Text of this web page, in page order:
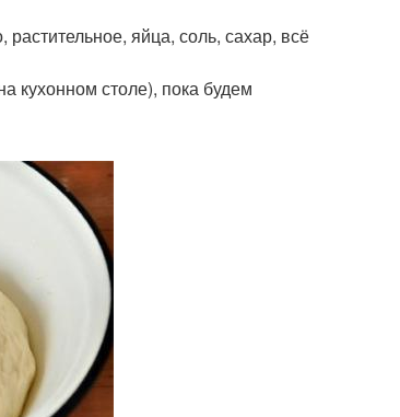
яйца, соль, сахар, всё
кухонном столе), пока будем